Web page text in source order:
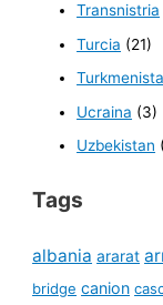
Transnistria
Turcia (21)
Ucraina (3)
Uzbekistan
Tags
albania ararat
bridge canion